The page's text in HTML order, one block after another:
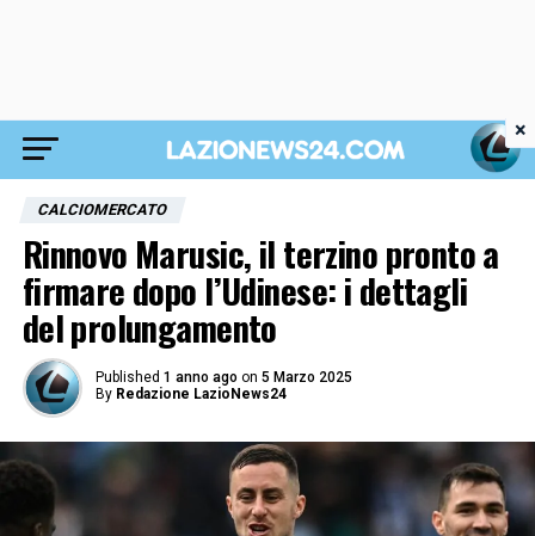
CALCIOMERCATO
Rinnovo Marusic, il terzino pronto a
firmare dopo l’Udinese: i dettagli
del prolungamento
Published 1 anno ago on 5 Marzo 2025
By Redazione LazioNews24
×